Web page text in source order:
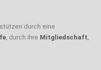
durch eine
, durch ihre Mitgliedschaft,